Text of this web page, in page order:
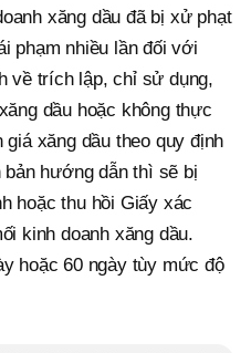
xăng dầu đã bị xử phạt
phạm nhiều lần đối với
về trích lập, chỉ sử dụng,
dầu hoặc không thực
xăng dầu theo quy định
hướng dẫn thì sẽ bị
hoặc thu hồi Giấy xác
kinh doanh xăng dầu.
hoặc 60 ngày tùy mức độ